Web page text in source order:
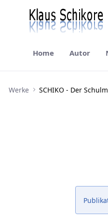
Home Autor
Werke SCHIKO - Der